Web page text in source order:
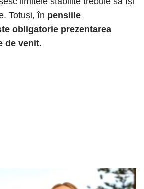
Totuși, în pensiile
obligatorie prezentarea
de venit.